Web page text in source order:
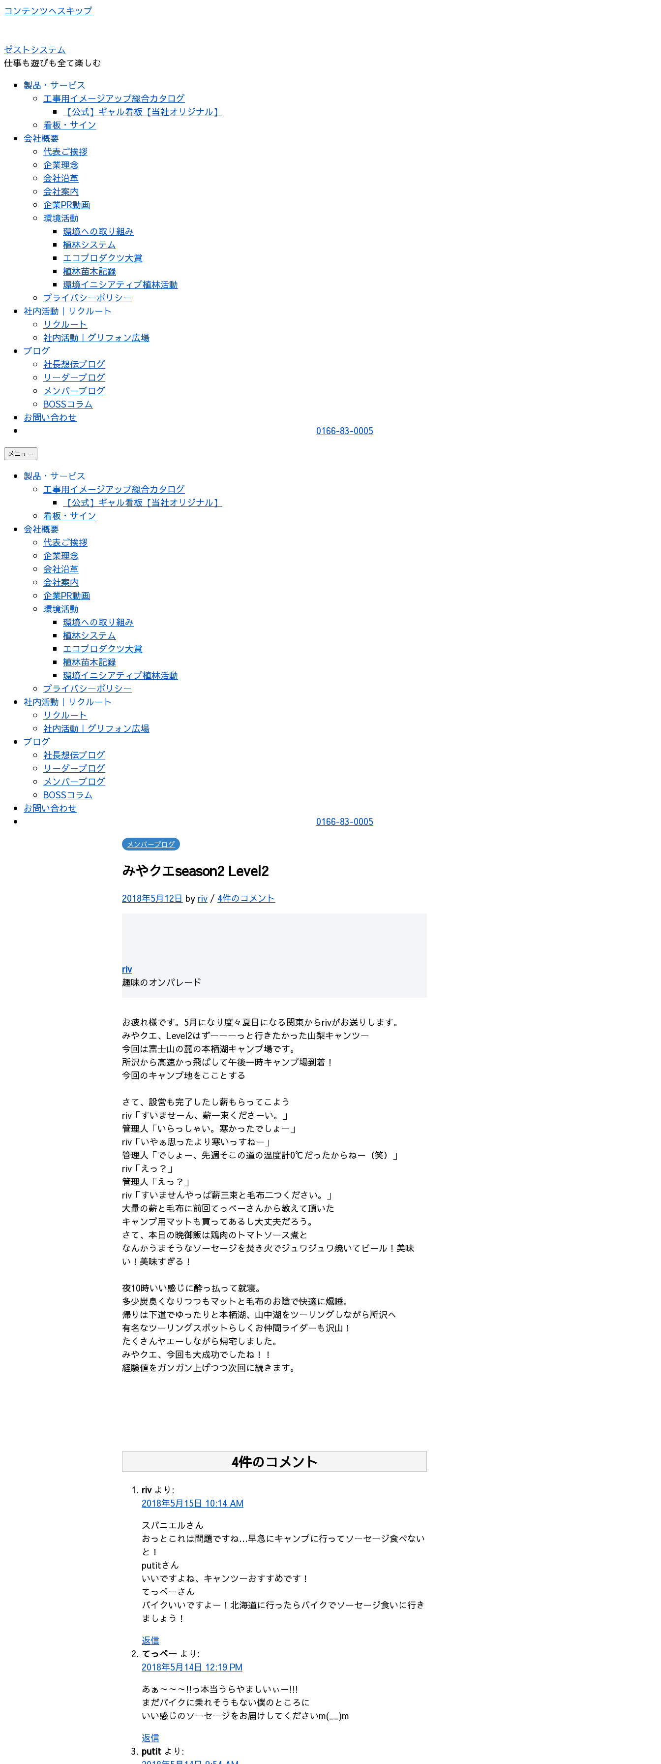
コンテンツへスキップ
ゼストシステム
仕事も遊びも全て楽しむ
製品・サービス
工事用イメージアップ総合カタログ
【公式】ギャル看板【当社オリジナル】
看板・サイン
会社概要
代表ご挨拶
企業理念
会社沿革
会社案内
企業PR動画
環境活動
環境への取り組み
植林システム
エコプロダクツ大賞
植林苗木記録
環境イニシアティブ植林活動
プライバシーポリシー
社内活動｜リクルート
リクルート
社内活動｜グリフォン広場
ブログ
社長想伝ブログ
リーダーブログ
メンバーブログ
BOSSコラム
お問い合わせ
0166-83-0005
メニュー
製品・サービス
工事用イメージアップ総合カタログ
【公式】ギャル看板【当社オリジナル】
看板・サイン
会社概要
代表ご挨拶
企業理念
会社沿革
会社案内
企業PR動画
環境活動
環境への取り組み
植林システム
エコプロダクツ大賞
植林苗木記録
環境イニシアティブ植林活動
プライバシーポリシー
社内活動｜リクルート
リクルート
社内活動｜グリフォン広場
ブログ
社長想伝ブログ
リーダーブログ
メンバーブログ
BOSSコラム
お問い合わせ
0166-83-0005
メンバーブログ
みやクエseason2 Level2
2018年5月12日 by riv / 4件のコメント
riv
趣味のオンパレード
お疲れ様です。5月になり度々夏日になる関東からrivがお送りします。
みやクエ、Level2はずーーーっと行きたかった山梨キャンツー
今回は富士山の麓の本栖湖キャンプ場です。
所沢から高速かっ飛ばして午後一時キャンプ場到着！
今回のキャンプ地をこことする
さて、設営も完了したし薪もらってこよう
riv「すいませーん、薪一束くださーい。」
管理人「いらっしゃい。寒かったでしょー」
riv「いやぁ思ったより寒いっすねー」
管理人「でしょー、先週そこの道の温度計0℃だったからねー（笑）」
riv「えっ？」
管理人「えっ？」
riv「すいませんやっぱ薪三束と毛布二つください。」
大量の薪と毛布に前回てっぺーさんから教えて頂いた
キャンプ用マットも買ってあるし大丈夫だろう。
さて、本日の晩御飯は鶏肉のトマトソース煮と
なんかうまそうなソーセージを焚き火でジュワジュワ焼いてビール！美味
い！美味すぎる！
夜10時いい感じに酔っ払って就寝。
多少炭臭くなりつつもマットと毛布のお陰で快適に爆睡。
帰りは下道でゆったりと本栖湖、山中湖をツーリングしながら所沢へ
有名なツーリングスポットらしくお仲間ライダーも沢山！
たくさんヤエーしながら帰宅しました。
みやクエ、今回も大成功でしたね！！
経験値をガンガン上げつつ次回に続きます。
4件のコメント
riv より:
2018年5月15日 10:14 AM
スパニエルさん
おっとこれは問題ですね…早急にキャンプに行ってソーセージ食べない
と！
putitさん
いいですよね、キャンツーおすすめです！
てっぺーさん
バイクいいですよー！北海道に行ったらバイクでソーセージ食いに行き
ましょう！
返信
てっぺー より:
2018年5月14日 12:19 PM
あぁ～～～!!っ本当うらやましいぃー!!!
まだバイクに乗れそうもない僕のところに
いい感じのソーセージをお届けしてくださいm(__)m
返信
putit より: